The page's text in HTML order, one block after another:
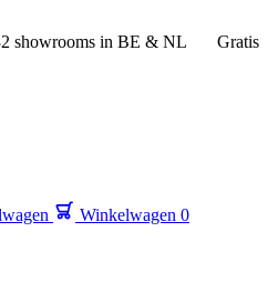
showrooms in BE & NL
Gratis
Winkelwagen 0